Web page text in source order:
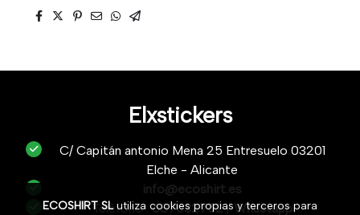
Elxstickers
C/ Capitán antonio Mena 25 Entresuelo 03201
Elche - Alicante
info@ecoshirt.es
Teléfono :687632752/Whastapp
ECOSHIRT SLutiliza cookies propias y terceros para